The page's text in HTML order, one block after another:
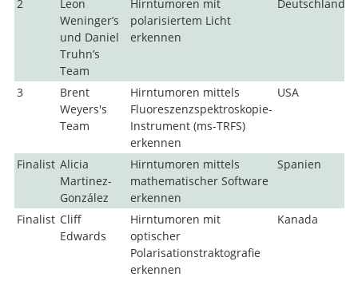
2
Leon
Weninger’s
und Daniel
Truhn’s
Team
Hirntumoren mit
polarisiertem Licht
erkennen
Deutschland
3
Brent
Weyers's
Team
Hirntumoren mittels
Fluoreszenzspektroskopie-
Instrument (ms-TRFS)
erkennen
USA
Finalist Alicia
Martinez-
González
Hirntumoren mittels
mathematischer Software
erkennen
Spanien
Finalist Cliff
Edwards
Hirntumoren mit
optischer
Polarisationstraktografie
erkennen
Kanada
Suche